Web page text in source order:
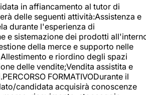
in affiancamento al tutor di
delle seguenti attività:Assistenza e
durante l'esperienza di
e sistemazione dei prodotti
della merce e supporto nelle
e riordino degli spazi
delle vendite;Vendita assistita e
FORMATIVODurante il
candidata acquisirà conoscenze